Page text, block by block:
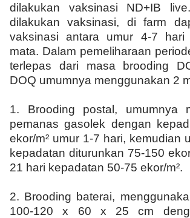
dilakukan vaksinasi ND+IB
dilakukan vaksinasi, di farm
vaksinasi antara umur 4-7 hari
mata. Dalam pemeliharaan
terlepas dari masa brooding
DOQ umumnya menggunakan 2
1. Brooding postal, umumnya
pemanas gasolek dengan
ekor/m² umur 1-7 hari, kemudian
kepadatan diturunkan 75-150
21 hari kepadatan 50-75 ekor/m².
2. Brooding baterai,
100-120 x 60 x 25 cm